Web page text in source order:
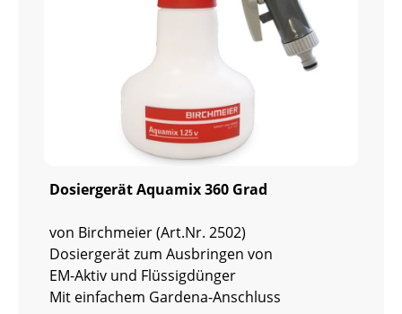
Dosiergerät Aquamix 360 Grad
von Birchmeier (Art.Nr. 2502)
Dosiergerät zum Ausbringen von
EM-Aktiv und Flüssigdünger
Mit einfachem Gardena-Anschluss